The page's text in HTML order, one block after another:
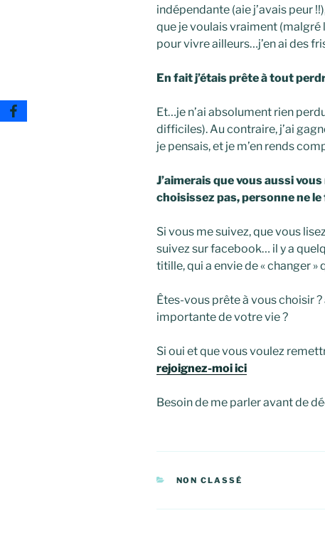
indépendante (aie j’avais peur
que je voulais vraiment
pour vivre ailleurs…j’en ai des
En fait j’étais prête à tout
Et…je n’ai absolument rien
difficiles). Au contraire, j’ai
je pensais, et je m’en rends
J’aimerais que vous aussi
choisissez pas, personne ne
Si vous me suivez, que vous
suivez sur facebook… il y a
titille, qui a envie de « changer »
Êtes-vous prête à vous choisir
importante de votre vie ?
Si oui et que vous voulez
rejoignez-moi ici
Besoin de me parler avant de
CATÉGORIES
NON CLASSÉ